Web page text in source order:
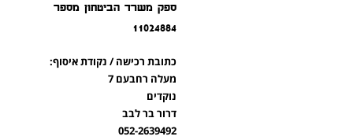
ספק משרד הביטחון מספר
11024884
כתובת רכישה / נקודת איסוף:
מעלה רחבעם 7
נוקדים
דרור בר לבב
052-2639492